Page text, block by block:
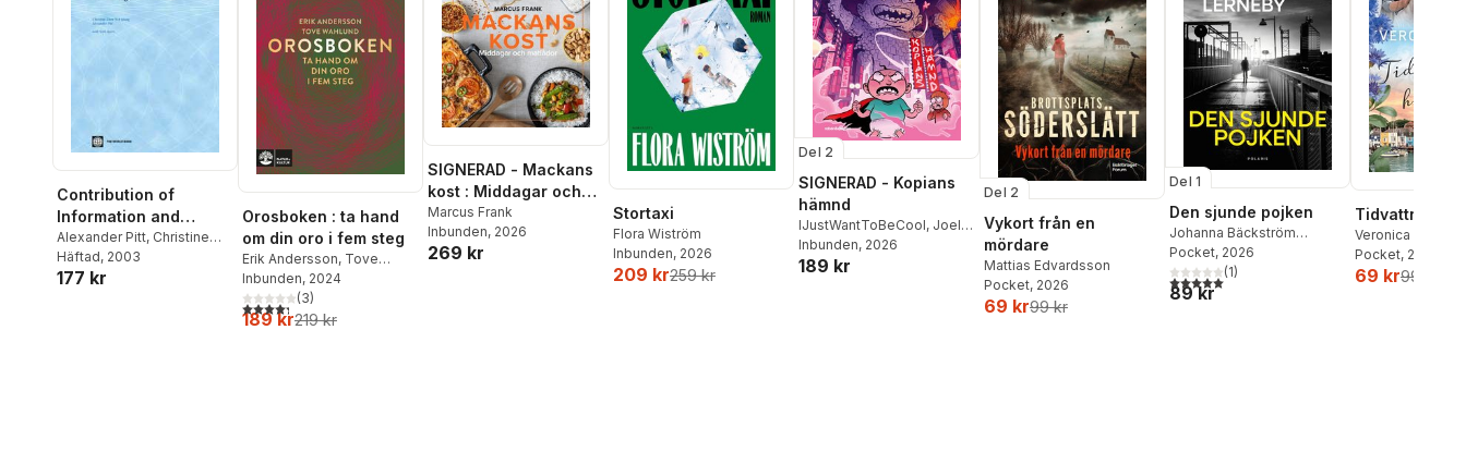
Contribution of
Information and
Communication
Technologies to
Growth
Alexander Pitt, Christine
Zhen-Wei Qiang
Häftad, 2003
177 kr
Orosboken : ta hand
om din oro i fem steg
Erik Andersson, Tove
Wahlund
Inbunden, 2024
4,3utav 5 stjärnor. Totalt antal röster:
(3)
189 kr219 kr
SIGNERAD - Mackans
kost : Middagar och
matlådor
Marcus Frank
Inbunden, 2026
269 kr
Stortaxi
Flora Wiström
Inbunden, 2026
209 kr259 kr
Del 2
SIGNERAD - Kopians
hämnd
IJustWantToBeCool, Joel
Adolphson,Emil Ejdemo
Beer ,Victor Beer
Inbunden, 2026
189 kr
Del 2
Vykort från en
mördare
Mattias Edvardsson
Pocket, 2026
69 kr99 kr
Del 1
Den sjunde pojken
Johanna Bäckström
Lerneby
Pocket, 2026
5,0utav 5 stjärnor. Totalt antal röster:
(1)
89 kr
Tidvattnets
Veronica Henry
Pocket, 2026
69 kr99 kr